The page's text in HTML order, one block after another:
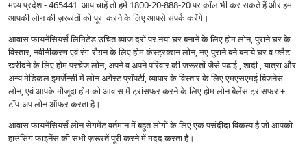
मध्य प्रदेश - 465441 आप चाहें तो हमें 1800-20-888-20 पर कॉल भी कर सकते हैं और हम
आपकी लोन की ज़रूरतों को पूरा करने के लिए आपसे संपर्क करेंगे।
आवास फायनेंसियर्स लिमिटेड उचित ब्याज दरों पर नया घर बनाने के लिए होम लोन, पुराने घर के
विस्तार, नवीनीकरण एवं रंग-रौग़न के लिए होम कंस्ट्रक्शन लोन, नए-पुराने बने बनाये घर व फ्लैट
खरीदने के लिए होम परचेज लोन, अपने व अपने परिवार की जरूरतों जैसे पढाई , शादी , यात्रा और
अन्य मेडिकल इमर्जेन्सी में लोन अगेंस्ट प्रॉपर्टी, व्यापार के विस्तार के लिए एमएसएमई बिजनेस
लोन, एवं आपके मौजूदा होम को आवास में ट्रांसफर करने के लिए होम लोन बैलेंस ट्रांसफर +
टॉप-अप लोन ऑफर करता है।
आवास फायनेंसियर्स लोन सेगमेंट वर्तमान में बहुत लोगों के लिए एक पसंदीदा विकल्प है जो आपको
हाउसिंग फाइनेंस की सभी ज़रूरतें पूरी करने में मदद करता है।